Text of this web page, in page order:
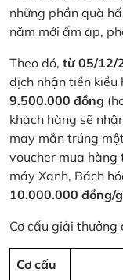
những phần quà
năm mới ấm áp,
Theo đó, từ 05/12/
dịch nhận tiền
9.500.000 đồng
khách hàng sẽ
may mắn trúng
voucher mua
máy Xanh, Bách
10.000.000 đồng/
Cơ cấu giải thưởng
Cơ cấu